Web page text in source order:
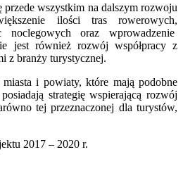
przede wszystkim na dalszym rozwoju
ilości tras rowerowych,
noclegowych oraz wprowadzenie
jest również rozwój współpracy z
z branży turystycznej.
i powiaty, które mają podobne
strategię wspierającą rozwój
tej przeznaczonej dla turystów,
2017 – 2020 r.